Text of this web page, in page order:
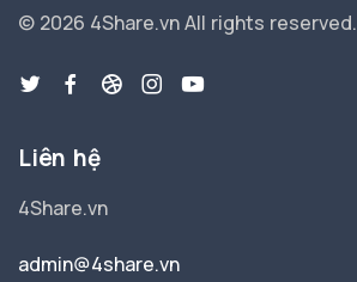
© 2026 4Share.vnAll rights reserved.
Liên hệ
4Share.vn
admin@4share.vn